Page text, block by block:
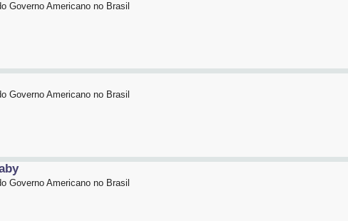
Governo Americano no Brasil
Governo Americano no Brasil
Governo Americano no Brasil